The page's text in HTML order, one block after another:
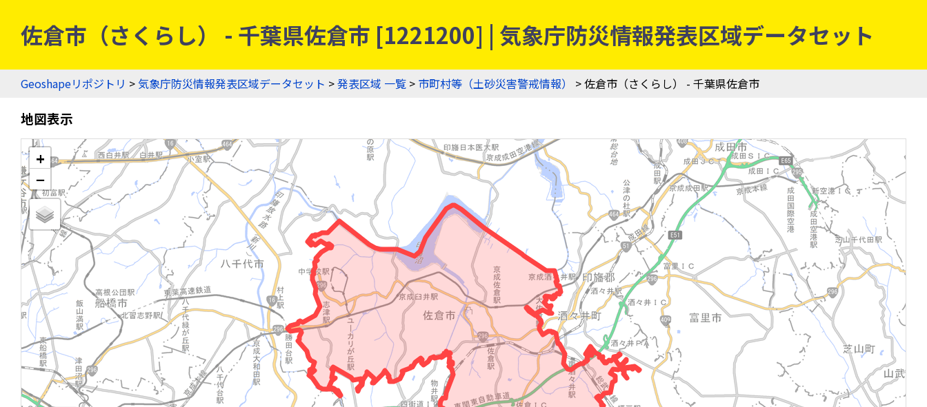
佐倉市（さくらし） - 千葉県佐倉市 [1221200] | 気象庁防災情報発表区域データセット
Geoshapeリポジトリ >気象庁防災情報発表区域データセット >発表区域 一覧 > 市町村等（土砂災害警戒情報） > 佐倉市（さくらし） - 千葉県佐倉市
地図表示
+
−